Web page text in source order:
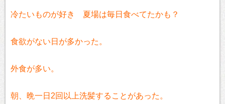
冷たいものが好き 夏場は毎日食べてたかも？
食欲がない日が多かった。
外食が多い。
朝、晩一日2回以上洗髪することがあった。